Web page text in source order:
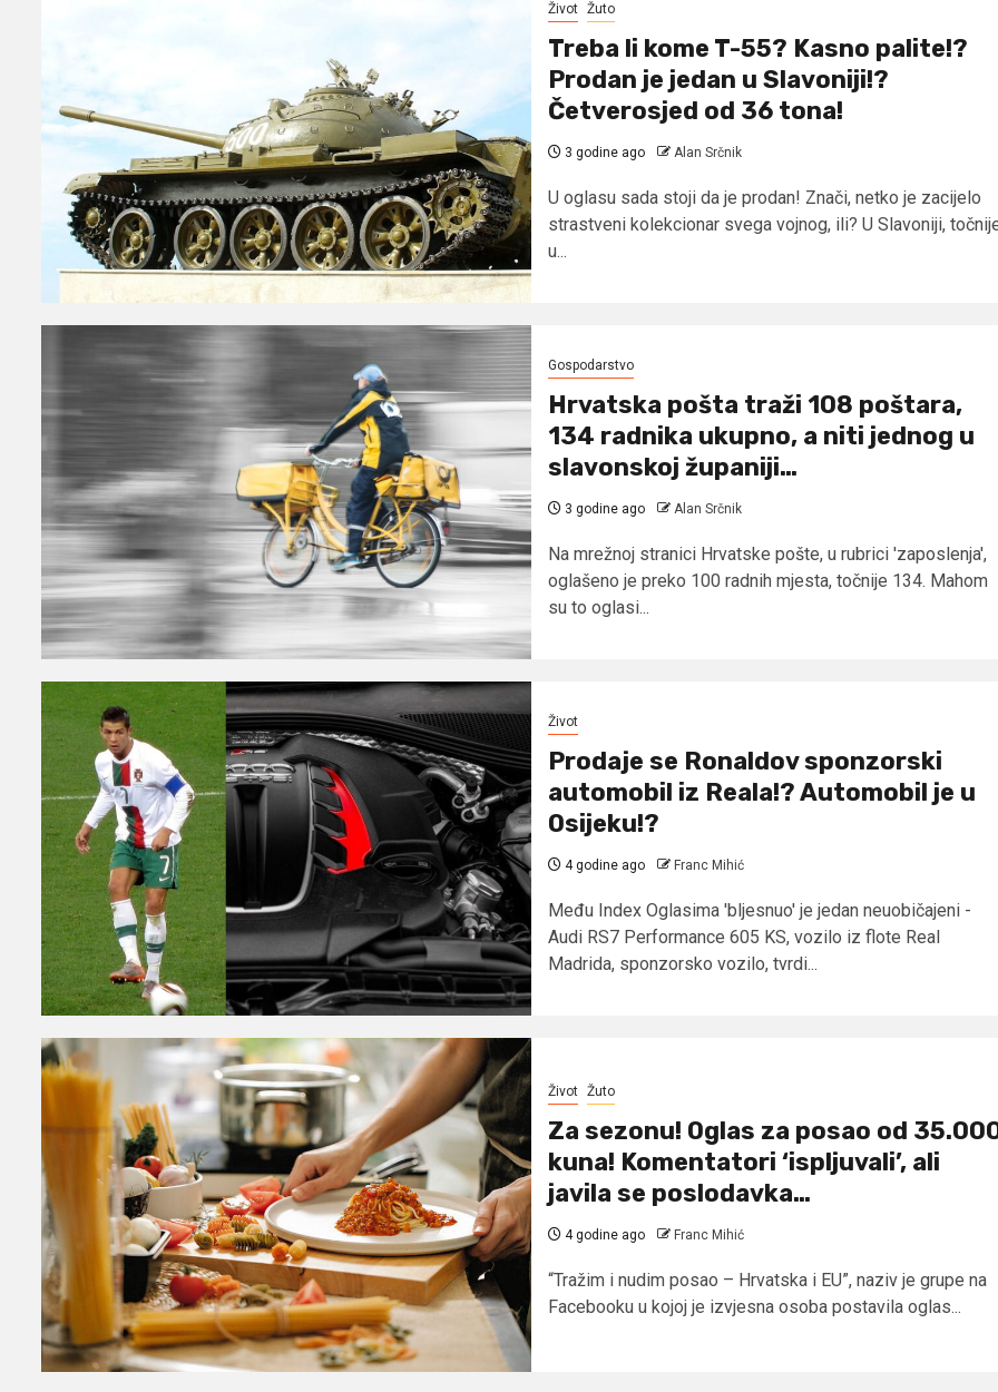
Život Žuto
Treba li kome T-55? Kasno palite!?
Prodan je jedan u Slavoniji!?
Četverosjed od 36 tona!
3 godine ago Alan Srčnik
U oglasu sada stoji da je prodan! Znači, netko je zacijelo
strastveni kolekcionar svega vojnog, ili? U Slavoniji,
u...
Gospodarstvo
Hrvatska pošta traži 108 poštara,
134 radnika ukupno, a niti jednog u
slavonskoj županiji…
3 godine ago Alan Srčnik
Na mrežnoj stranici Hrvatske pošte, u rubrici 'zaposlenja',
oglašeno je preko 100 radnih mjesta, točnije 134. Mahom
su to oglasi...
Život
Prodaje se Ronaldov sponzorski
automobil iz Reala!? Automobil je u
Osijeku!?
4 godine ago Franc Mihić
Među Index Oglasima 'bljesnuo' je jedan neuobičajeni -
Audi RS7 Performance 605 KS, vozilo iz flote Real
Madrida, sponzorsko vozilo, tvrdi...
Život Žuto
Za sezonu! Oglas za posao od
kuna! Komentatori ‘ispljuvali’, ali
javila se poslodavka…
4 godine ago Franc Mihić
“Tražim i nudim posao – Hrvatska i EU”, naziv je grupe na
Facebooku u kojoj je izvjesna osoba postavila oglas...